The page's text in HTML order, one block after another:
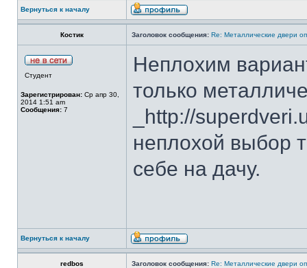
Вернуться к началу
Костик Заголовок сообщения: Re: Металлические двери
Студент
Зарегистрирован: Ср апр 30,
2014 1:51 am
Сообщения: 7
Неплохим
только
_http://
неплохой выбор
себе на дачу.
Вернуться к началу
redbos Заголовок сообщения: Re: Металлические двери